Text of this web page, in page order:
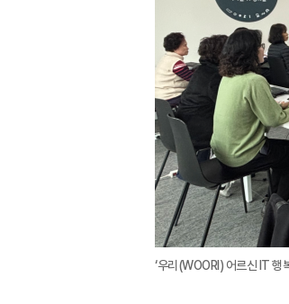
‘우리(WOORI) 어르신 IT 행